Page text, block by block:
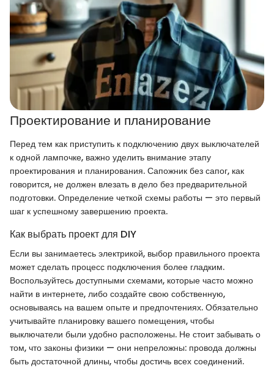
Проектирование и планирование
Перед тем как приступить к подключению двух выключателей
к одной лампочке, важно уделить внимание этапу
проектирования и планирования. Сапожник без сапог, как
говорится, не должен влезать в дело без предварительной
подготовки. Определение четкой схемы работы — это первый
шаг к успешному завершению проекта.
Как выбрать проект для DIY
Если вы занимаетесь электрикой, выбор правильного проекта
может сделать процесс подключения более гладким.
Воспользуйтесь доступными схемами, которые часто можно
найти в интернете, либо создайте свою собственную,
основываясь на вашем опыте и предпочтениях. Обязательно
учитывайте планировку вашего помещения, чтобы
выключатели были удобно расположены. Не стоит забывать о
том, что законы физики — они непреложны: провода должны
быть достаточной длины, чтобы достичь всех соединений.